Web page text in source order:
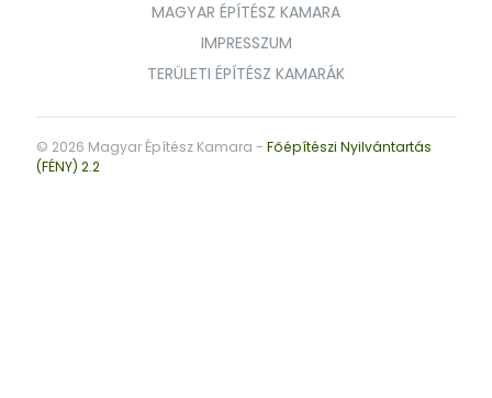
MAGYAR ÉPÍTÉSZ KAMARA
IMPRESSZUM
TERÜLETI ÉPÍTÉSZ KAMARÁK
© 2026 Magyar Építész Kamara - Főépítészi Nyilvántartás
(FÉNY) 2.2